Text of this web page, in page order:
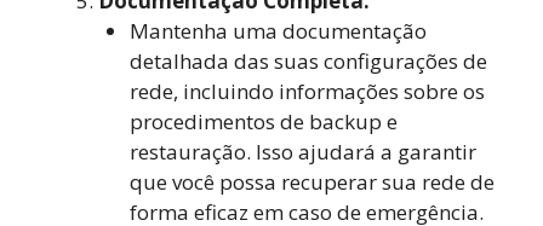
Mantenha uma documentação
detalhada das suas configurações de
rede, incluindo informações sobre os
procedimentos de backup e
restauração. Isso ajudará a garantir
que você possa recuperar sua rede de
forma eficaz em caso de emergência.